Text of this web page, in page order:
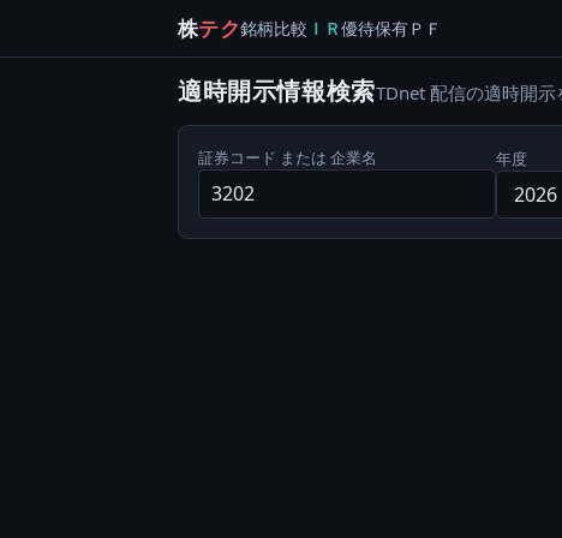
株テク銘柄比較 ＩＲ優待保有ＰＦ
適時開示情報検索TDnet 配信の適時開
証券コード または 企業名 年度